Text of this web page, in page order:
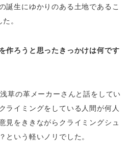
誕生にゆかりのある土地であるこ
。
ろうと思ったきっかけは何です
草の革メーカーさんと話をしてい
ライミングをしている人間が何人
見をききながらクライミングシュ
という軽いノリでした。